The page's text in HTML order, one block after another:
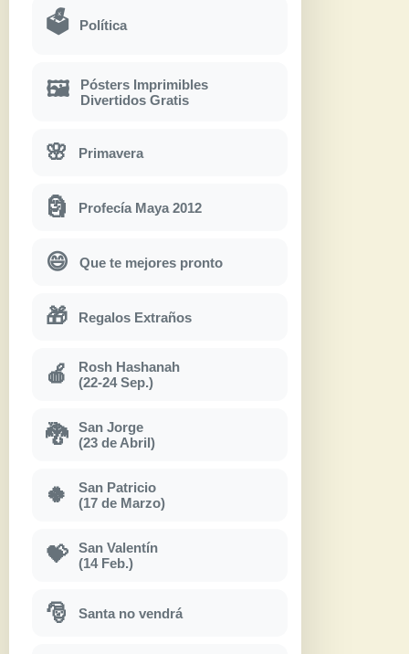
🗳 Política
🖼
Pósters Imprimibles
Divertidos Gratis
🌸 Primavera
🗿 Profecía Maya 2012
😄 Que te mejores pronto
🎁 Regalos Extraños
🍎
Rosh Hashanah
(22-24 Sep.)
🐉
San Jorge
(23 de Abril)
🍀
San Patricio
(17 de Marzo)
💝
San Valentín
(14 Feb.)
🎅 Santa no vendrá